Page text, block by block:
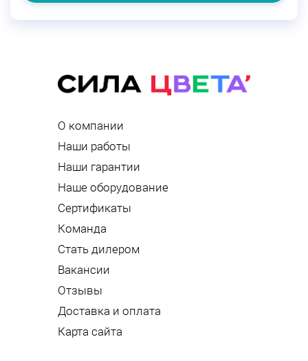
О компании
Наши работы
Наши гарантии
Наше оборудование
Сертификаты
Команда
Стать дилером
Вакансии
Отзывы
Доставка и оплата
Карта сайта